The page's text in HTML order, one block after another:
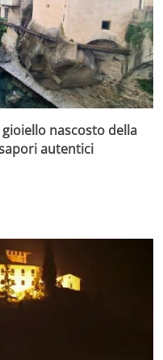
gioiello nascosto della
autentici